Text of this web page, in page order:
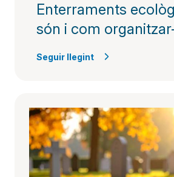
Enterraments
són i com
Seguir llegint